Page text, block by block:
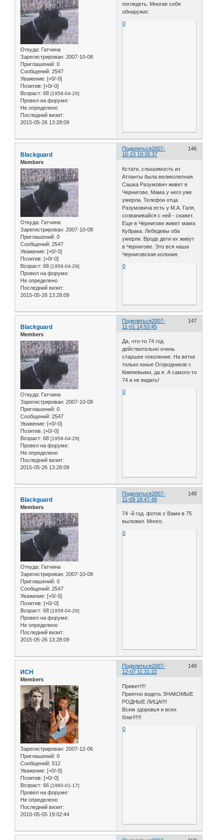
Откуда: Гатчина
Зарегистрирован: 2007-10-08
Приглашений: 0
Сообщений: 2547
Уважение: [+0/-0]
Позитив: [+0/-0]
Возраст: 68 [1958-04-29]
Провел на форуме:
Не определено
Последний визит:
2015-05-26 13:28:09
поглядеть. Многие себя
обнаружат.
0
Поделиться 146
2007-
10-23 19:35:37
Blackguard
Members
Откуда: Гатчина
Зарегистрирован: 2007-10-08
Приглашений: 0
Сообщений: 2547
Уважение: [+0/-0]
Позитив: [+0/-0]
Возраст: 68 [1958-04-29]
Провел на форуме:
Не определено
Последний визит:
2015-05-26 13:28:09
Кстати, слышимость из
Атланты была великолепная.
Сашка Разумович живет в
Чернигове. Мама у него уже
умерла. Телефон отца
Разумовича есть у М.А. Галя,
созванивайся с ней - скажет.
Еще в Чернигове живет мама
Кубрака. Лебедевы оба
умерли. Вроде дети их живут
в Чернигове. Это вся наша
Черниговская колония.
0
Поделиться 147
2007-
11-01 14:53:45
Blackguard
Members
Откуда: Гатчина
Зарегистрирован: 2007-10-08
Приглашений: 0
Сообщений: 2547
Уважение: [+0/-0]
Позитив: [+0/-0]
Возраст: 68 [1958-04-29]
Провел на форуме:
Не определено
Последний визит:
2015-05-26 13:28:09
Да, что-то 74 год
действительно очень
старшее поколение. На ветке
только юные Огородников с
Кимяевыми, да я. А самого-то
74 и не видать!
0
Поделиться 148
2007-
11-09 18:47:48
Blackguard
Members
Откуда: Гатчина
Зарегистрирован: 2007-10-08
Приглашений: 0
Сообщений: 2547
Уважение: [+0/-0]
Позитив: [+0/-0]
Возраст: 68 [1958-04-29]
Провел на форуме:
Не определено
Последний визит:
2015-05-26 13:28:09
74 -й год. фоток с Вами в 75
выложил. Много.
0
Поделиться 149
2007-
12-07 11:31:22
ИСН
Members
Зарегистрирован: 2007-12-06
Приглашений: 0
Сообщений: 512
Уважение: [+0/-0]
Позитив: [+0/-0]
Возраст: 66 [1960-01-17]
Провел на форуме:
Не определено
Последний визит:
2010-05-05 19:02:44
Привет!!!!
Приятно видеть ЗНАКОМЫЕ
РОДНЫЕ ЛИЦА!!!!
Всем здоровья и всех
благ!!!!!!
0